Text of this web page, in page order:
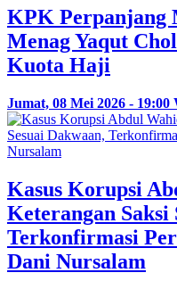
KPK Perpanjang
Menag Yaqut
Kuota Haji
Jumat, 08 Mei 2026 - 19:00
Kasus Korupsi
Keterangan Saksi
Terkonfirmasi
Dani Nursalam